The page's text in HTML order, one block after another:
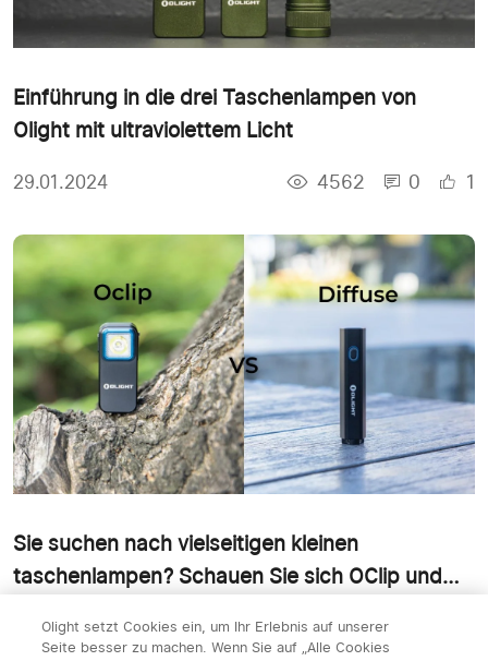
Einführung in die drei Taschenlampen von
Olight mit ultraviolettem Licht
29.01.2024 4562 0 1
Sie suchen nach vielseitigen kleinen
taschenlampen? Schauen Sie sich OClip und
08.01.2024 4661
Olight setzt Cookies ein, um Ihr Erlebnis auf unserer
Seite besser zu machen. Wenn Sie auf „Alle Cookies